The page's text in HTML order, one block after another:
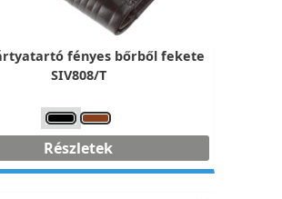
fényes bőrből fekete
SIV808/T
Részletek